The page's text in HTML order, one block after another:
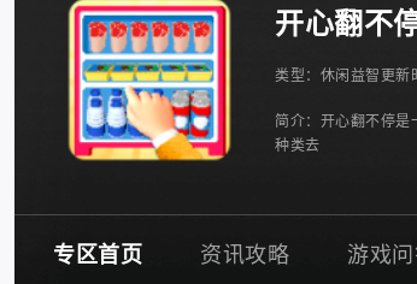
开心翻不
类型： 休闲益智更新
简介：开心翻不停
种类去
专区首页 资讯攻略 游戏